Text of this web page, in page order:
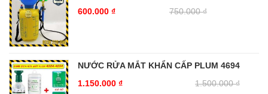
750.000₫
600.000 ₫
NƯỚC RỬA MẮT KHẨN CẤP PLUM 4694
1.500.000₫
1.150.000 ₫